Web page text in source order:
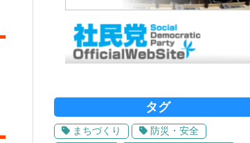
タグ
まちづくり
防災・安全